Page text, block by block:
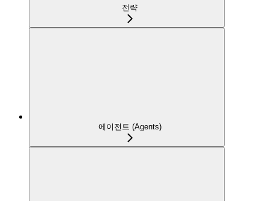
전략
에이전트 (Agents)